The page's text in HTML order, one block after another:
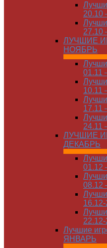
20.10
27.10
ЛУЧШИЕ
НОЯБРЬ
01.11
10.11
17.11
24.11
ЛУЧШИЕ
ДЕКАБРЬ
01.12
08.12
Лучшие
ЯНВАРЬ